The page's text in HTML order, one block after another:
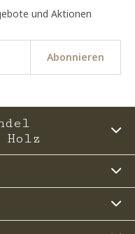
und Aktionen
Abonnieren
Holz